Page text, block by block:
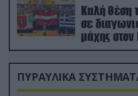
Καλή θέση
σε
μάχης
ΠΥΡΑΥΛΙΚΑ